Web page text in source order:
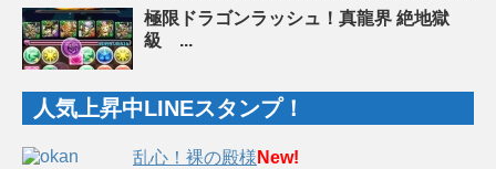
極限ドラゴンラッシュ！真龍界 絶地獄
級 ...
人気上昇中LINEスタンプ！
乱心！裸の殿様 New!